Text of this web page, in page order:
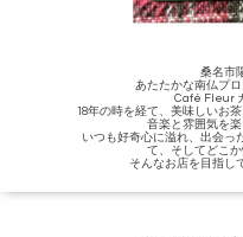
桑名市
あたたかな南仏プ
Café Fleur
18年の時を経て、美味しいお
音楽と雰囲気を楽
いつも好奇心に溢れ、出会っ
て、そしてどこか
そんなお店を目指し